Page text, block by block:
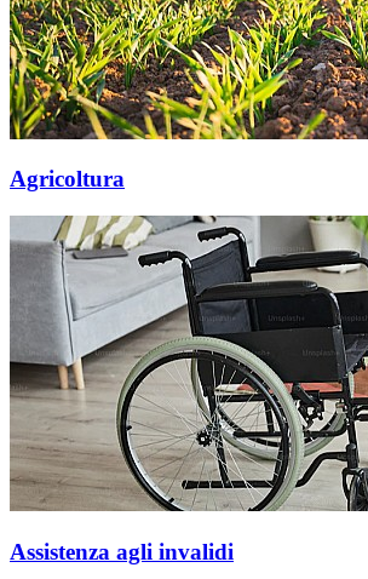
Agricoltura
Assistenza agli invalidi